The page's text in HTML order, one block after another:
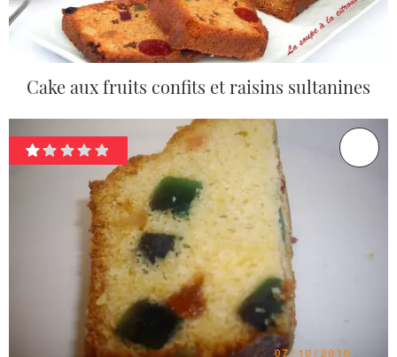
Cake aux fruits confits et raisins sultanines